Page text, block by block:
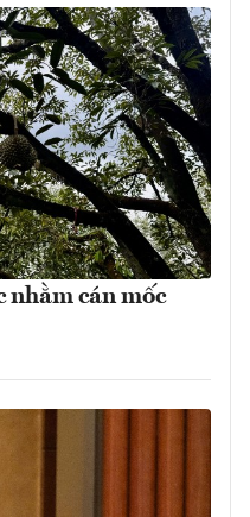
nhằm cán mốc